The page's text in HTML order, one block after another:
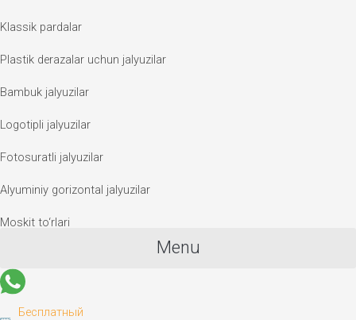
Klassik pardalar
Plastik derazalar uchun jalyuzilar
Bambuk jalyuzilar
Logotipli jalyuzilar
Fotosuratli jalyuzilar
Alyuminiy gorizontal jalyuzilar
Moskit to‘rlari
Menu
Бесплатный